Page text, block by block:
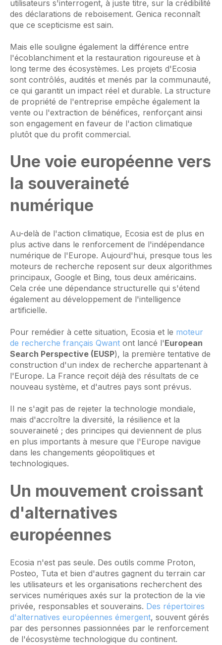
utilisateurs s'interrogent, à juste titre, sur la crédibilité
des déclarations de reboisement. Genica reconnaît
que ce scepticisme est sain.
Mais elle souligne également la différence entre
l'écoblanchiment et la restauration rigoureuse et à
long terme des écosystèmes. Les projets d'Ecosia
sont contrôlés, audités et menés par la communauté,
ce qui garantit un impact réel et durable. La structure
de propriété de l'entreprise empêche également la
vente ou l'extraction de bénéfices, renforçant ainsi
son engagement en faveur de l'action climatique
plutôt que du profit commercial.
Une voie européenne vers
la souveraineté
numérique
Au-delà de l'action climatique, Ecosia est de plus en
plus active dans le renforcement de l'indépendance
numérique de l'Europe. Aujourd'hui, presque tous les
moteurs de recherche reposent sur deux algorithmes
principaux, Google et Bing, tous deux américains.
Cela crée une dépendance structurelle qui s'étend
également au développement de l'intelligence
artificielle.
Pour remédier à cette situation, Ecosia et le moteur
de recherche français Qwant ont lancé l'European
Search Perspective (EUSP), la première tentative de
construction d'un index de recherche appartenant à
l'Europe. La France reçoit déjà des résultats de ce
nouveau système, et d'autres pays sont prévus.
Il ne s'agit pas de rejeter la technologie mondiale,
mais d'accroître la diversité, la résilience et la
souveraineté ; des principes qui deviennent de plus
en plus importants à mesure que l'Europe navigue
dans les changements géopolitiques et
technologiques.
Un mouvement croissant
d'alternatives
européennes
Ecosia n'est pas seule. Des outils comme Proton,
Posteo, Tuta et bien d'autres gagnent du terrain car
les utilisateurs et les organisations recherchent des
services numériques axés sur la protection de la vie
privée, responsables et souverains. Des répertoires
d'alternatives européennes émergent, souvent gérés
par des personnes passionnées par le renforcement
de l'écosystème technologique du continent.